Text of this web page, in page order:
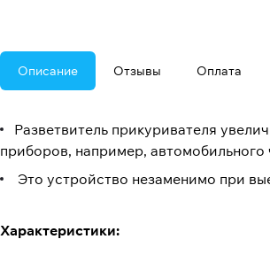
Описание Отзывы Оплата
Разветвитель прикуривателя
приборов, например,
Это устройство незаменимо при
Характеристики: